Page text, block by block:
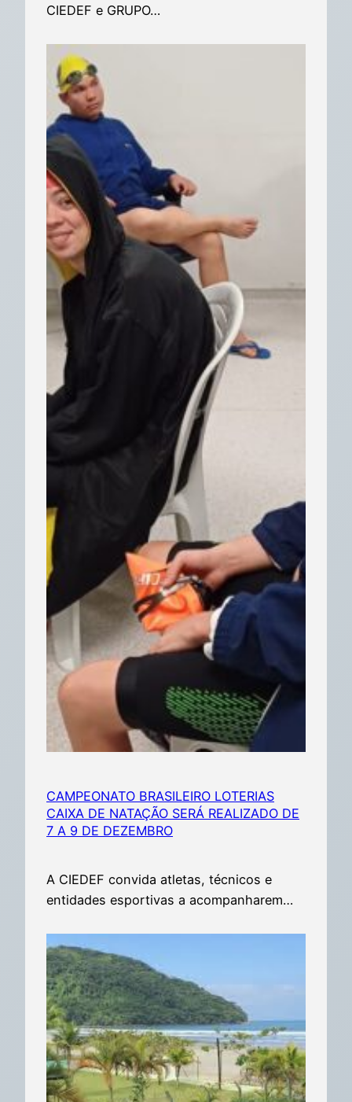
CIEDEF e GRUPO…
CAMPEONATO BRASILEIRO LOTERIAS
CAIXA DE NATAÇÃO SERÁ REALIZADO DE
7 A 9 DE DEZEMBRO
A CIEDEF convida atletas, técnicos e
entidades esportivas a acompanharem…